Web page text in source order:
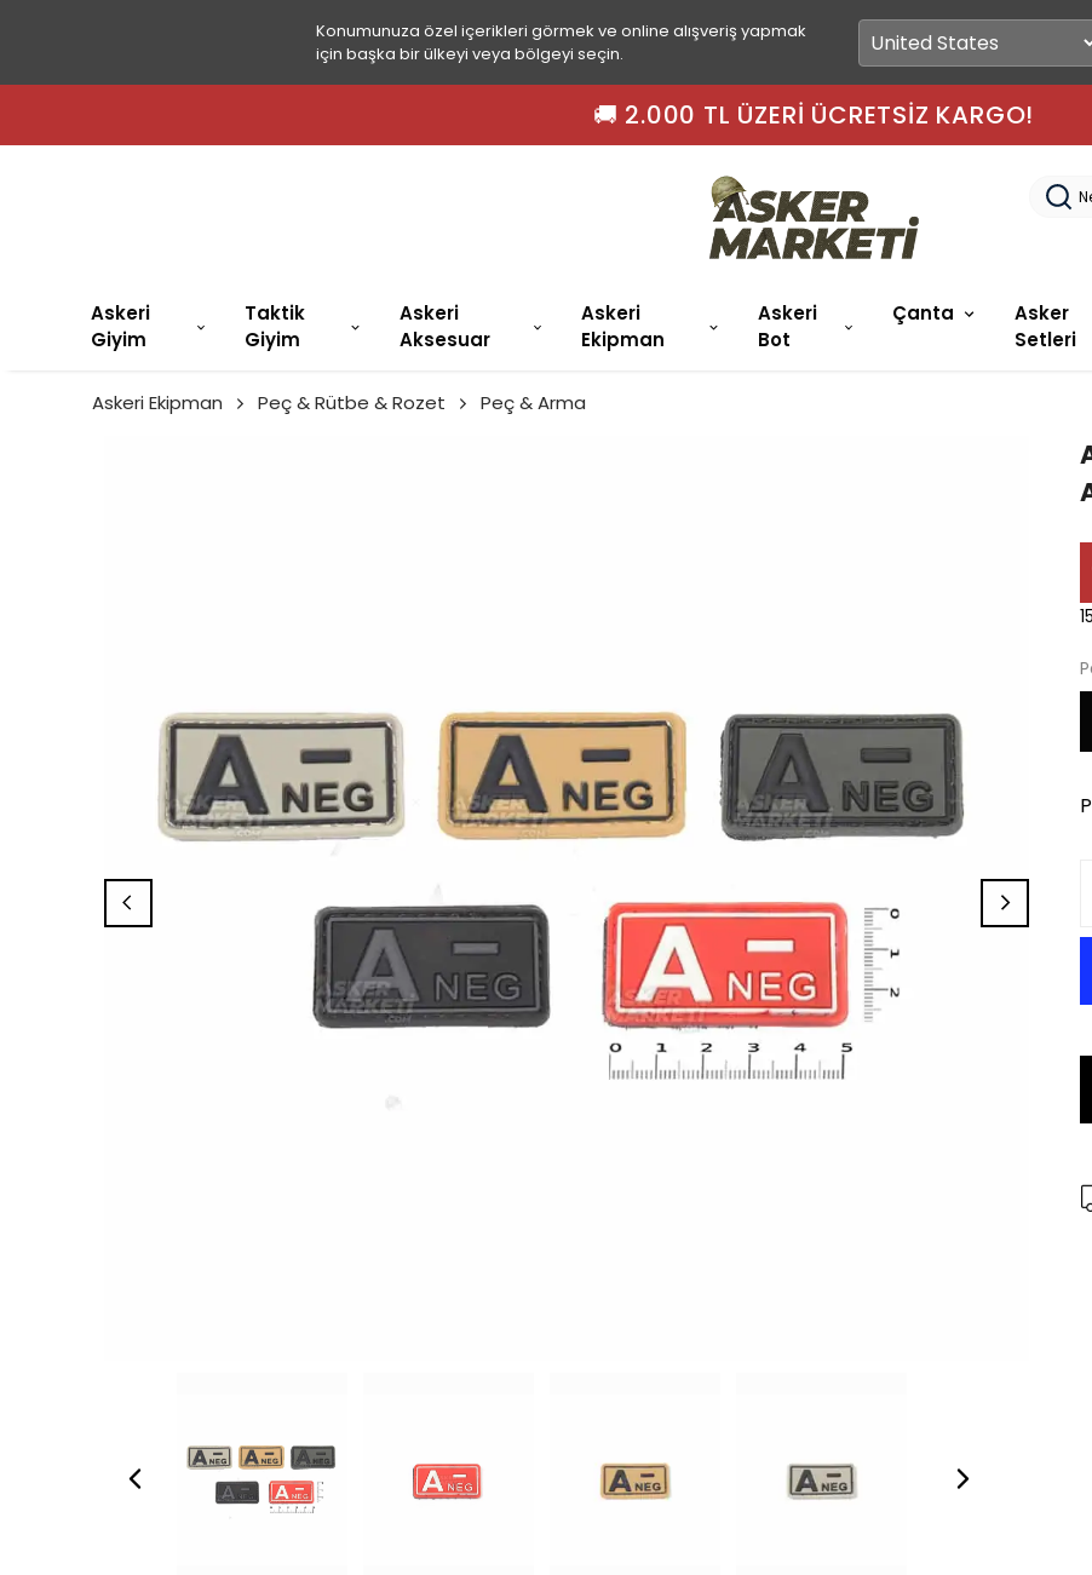
Konumunuza özel içerikleri görmek ve online alışveriş yapmak
için başka bir ülkeyi veya bölgeyi seçin.
Askeri
Giyim
Taktik
Giyim
Askeri
Aksesuar
Askeri
Ekipman
Askeri
Bot
Çanta
Asker
Setleri
Askeri Ekipman Peç & Rütbe & Rozet Peç & Arma